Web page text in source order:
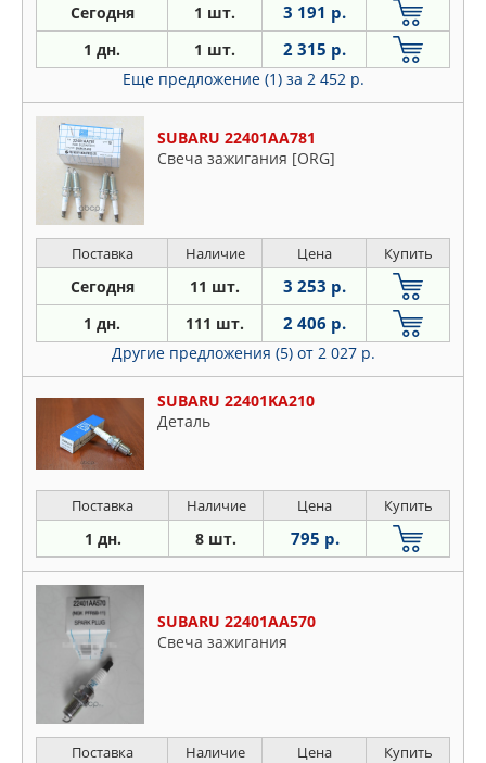
Сегодня 1 шт. 3 191 р.
1 дн. 1 шт. 2 315 р.
Еще предложение (1) за 2 452 р.
SUBARU 22401AA781
Свеча зажигания [ORG]
Поставка Наличие Цена Купить
Сегодня 11 шт. 3 253 р.
1 дн. 111 шт. 2 406 р.
Другие предложения (5) от 2 027 р.
SUBARU 22401KA210
Деталь
Поставка Наличие Цена Купить
1 дн. 8 шт. 795 р.
SUBARU 22401AA570
Свеча зажигания
Поставка Наличие Цена Купить